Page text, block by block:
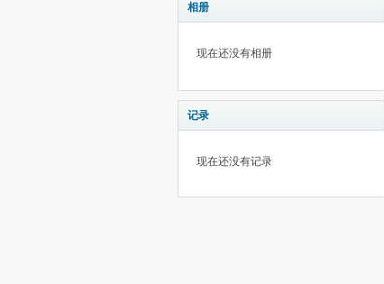
相册
现在还没有相册
记录
现在还没有记录